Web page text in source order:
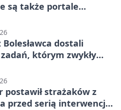
są także portale
Bolesławca dostali
którym zwykły
postawił strażaków z
przed serią interwencji -